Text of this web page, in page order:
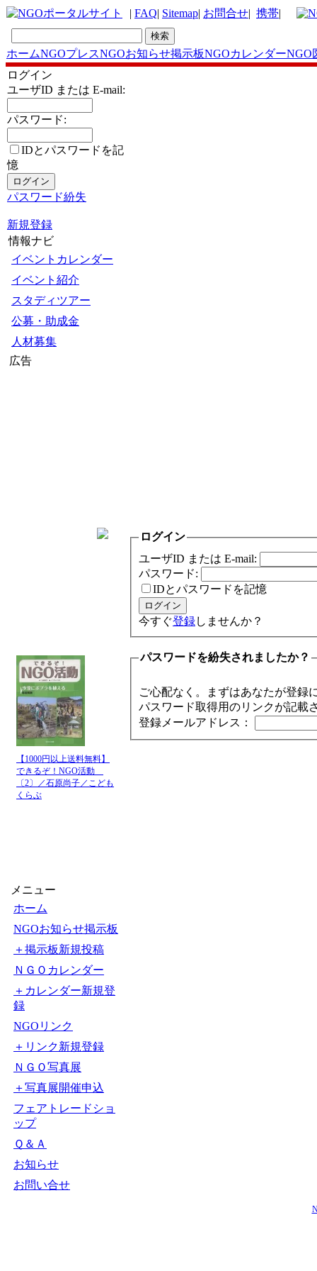
| FAQ| Sitemap| お問合せ| 携帯|
ホームNGOプレスNGOお知らせ掲示板NGOカレンダーNGO
ログイン
ユーザID または E-mail:
パスワード:
IDとパスワードを記
憶
パスワード紛失
新規登録
情報ナビ
イベントカレンダー
イベント紹介
スタディツアー
公募・助成金
人材募集
広告
【1000円以上送料無料】
できるぞ！NGO活動
〔2〕／石原尚子／こども
くらぶ
メニュー
ホーム
NGOお知らせ掲示板
＋掲示板新規投稿
ＮＧＯカレンダー
＋カレンダー新規登
録
NGOリンク
＋リンク新規登録
ＮＧＯ写真展
＋写真展開催申込
フェアトレードショ
ップ
Ｑ＆Ａ
お知らせ
お問い合せ
ログイン
ユーザID または E-mail:
パスワード:
IDとパスワードを記憶
今すぐ登録しませんか？
パスワードを紛失されましたか？
ご心配なく。まずはあなたが登録
パスワード取得用のリンクが記載
登録メールアドレス：